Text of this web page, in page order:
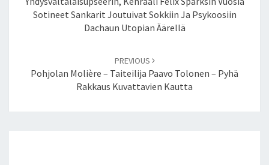
Sotineet Sankarit Joutuivat Sokkiin Ja Psykoosiin
Dachaun Utopian Äärellä
PREVIOUS
Pohjolan Molière – Taiteilija Paavo Tolonen – Pyhä
Rakkaus Kuvattavien Kautta